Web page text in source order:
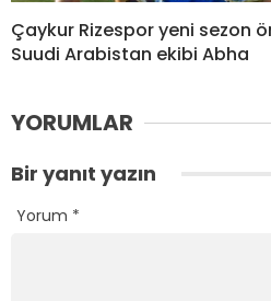
Çaykur Rizespor yeni sezon
Suudi Arabistan ekibi Abha
YORUMLAR
Bir yanıt yazın
Yorum *